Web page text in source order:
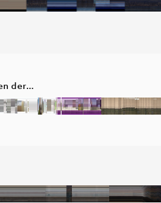
der…